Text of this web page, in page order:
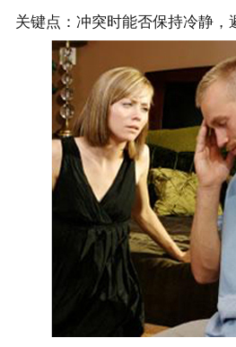
关键点‌：冲突时能否保持冷静，